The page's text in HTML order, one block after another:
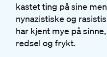
kastet ting på sine
nynazistiske og
har kjent mye på
redsel og frykt.